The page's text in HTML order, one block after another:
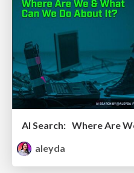
aleyda